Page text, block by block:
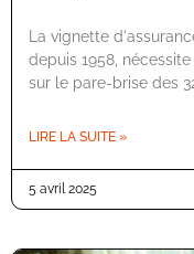
La vignette
depuis 1958,
sur le pare-brise des
LIRE LA SUITE »
5 avril 2025